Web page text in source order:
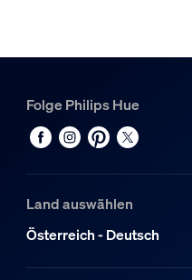
Folge Philips Hue
Land auswählen
Österreich - Deutsch